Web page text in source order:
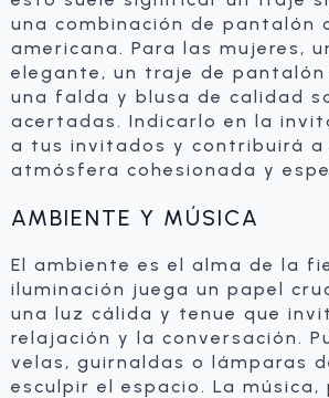
una combinación de pantalón
americana. Para las mujeres,
elegante, un traje de
una falda y blusa de calidad
acertadas. Indicarlo en la
a tus invitados y contribuirá a
atmósfera cohesionada y
AMBIENTE Y MÚSICA
El ambiente es el alma de la
iluminación juega un papel
una luz cálida y tenue que
relajación y la conversación.
velas, guirnaldas o lámparas
esculpir el espacio. La